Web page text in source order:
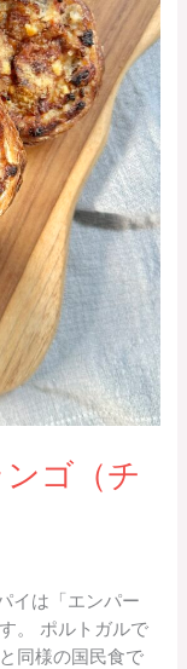
ゴ（チ
イは「エンパー
。 ポルトガルで
同様の国民食で